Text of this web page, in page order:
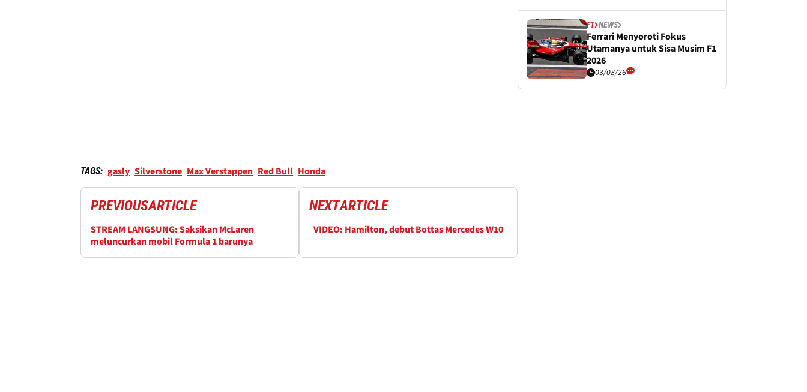
TAGS: gasly Silverstone Max Verstappen Red Bull Honda
PREVIOUSARTICLE
STREAM LANGSUNG: Saksikan McLaren
meluncurkan mobil Formula 1 barunya
NEXTARTICLE
VIDEO: Hamilton, debut Bottas Mercedes W10
F1 NEWS
Ferrari Menyoroti Fokus
Utamanya untuk Sisa Musim F1
2026
03/08/26